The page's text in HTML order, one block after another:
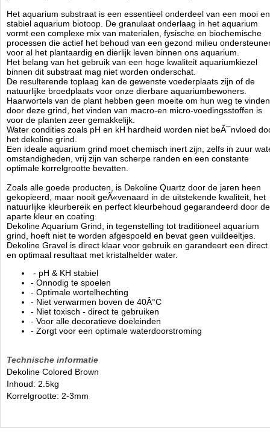
Dekoline Colored Brown
Inhoud: 2.5kg
Korrelgrootte: 2-3mm
Aquatic Nature
Manufactured by:Aquatic Nature
Model:AN-03601
Product ID:5413946030102
3.3121 12.95 12.95 Available from:Aquariumonderdelen.nl 2026-08-18
OrderNew
Het aquarium substraat is een essentieel onderdeel van een mooi en
stabiel aquarium biotoop. De granulaat onderlaag in het aquarium
vormt een complexe mix van materialen, fysische en biochemische
processen die actief het behoud van een gezond milieu
voor al het plantaardig en dierlijk leven binnen ons aquarium.
Het belang van het gebruik van een hoge kwaliteit aquariumkiezel
binnen dit substraat mag niet worden onderschat.
De resulterende toplaag kan de gewenste voederplaats zijn of de
natuurlijke broedplaats voor onze dierbare aquariumbewoners.
Haarwortels van de plant hebben geen moeite om hun weg te vinden
door deze grind, het vinden van macro-en micro-voedingsstoffen is
voor de planten zeer gemakkelijk.
Water condities zoals pH en kH hardheid worden niet beÃ¯nvloed
het dekoline grind.
Een ideale aquarium grind moet chemisch inert zijn, zelfs in zuur
omstandigheden, vrij zijn van scherpe randen en een constante
optimale korrelgrootte bevatten.
Zoals alle goede producten, is Dekoline Quartz door de jaren heen
gekopieerd, maar nooit geÃ«venaard in de uitstekende kwaliteit, het
natuurlijke kleurbereik en perfect kleurbehoud gegarandeerd door de
aparte kleur en coating.
Dekoline Aquarium Grind, in tegenstelling tot traditioneel aquarium
grind, hoeft niet te worden afgespoeld en bevat geen vuildeeltjes.
Dekoline Gravel is direct klaar voor gebruik en garandeert een direct
en optimaal resultaat met kristalhelder water.
- pH & KH stabiel
- Onnodig te spoelen
- Optimale wortelhechting
- Niet verwarmen boven de 40Â°C
- Niet toxisch - direct te gebruiken
- Voor alle decoratieve doeleinden
- Zorgt voor een optimale waterdoorstroming
Technische informatie
Dekoline Colored Brown
Inhoud: 2.5kg
Korrelgrootte: 2-3mm